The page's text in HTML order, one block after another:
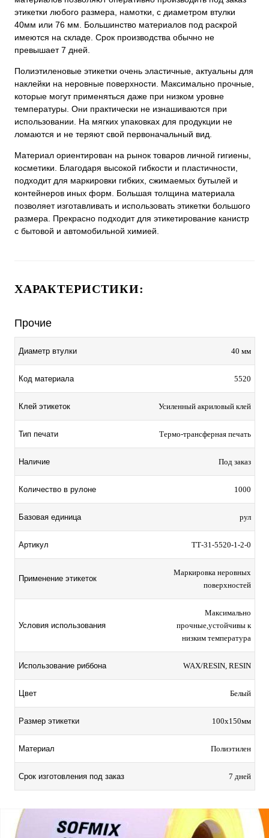
этикетки любого размера, намотки, с диаметром втулки
40мм или 76 мм. Большинство материалов под раскрой
имеются на складе. Срок производства обычно не
превышает 7 дней.
Полиэтиленовые этикетки очень эластичные, актуальны для
наклейки на неровные поверхности. Максимально прочные,
которые могут применяться даже при низком уровне
температуры. Они практически не изнашиваются при
использовании. На мягких упаковках для продукции не
ломаются и не теряют свой первоначальный вид.
Материал ориентирован на рынок товаров личной гигиены,
косметики. Благодаря высокой гибкости и пластичности,
подходит для маркировки гибких, сжимаемых бутылей и
контейнеров иных форм. Большая толщина материала
позволяет изготавливать и использовать этикетки большого
размера. Прекрасно подходит для этикетирование канистр
с бытовой и автомобильной химией.
ХАРАКТЕРИСТИКИ:
Прочие
Диаметр втулки 40 мм
Код материала 5520
Клей этикеток Усиленный акриловый клей
Тип печати Термо-трансферная печать
Наличие Под заказ
Количество в рулоне 1000
Базовая единица рул
Артикул ТТ-31-5520-1-2-0
Применение этикеток
Маркировка неровных
поверхностей
Условия использования
Максимально
прочные,устойчивы к
низким температура
Использование риббона WAX/RESIN, RESIN
Цвет Белый
Размер этикетки 100х150мм
Материал Полиэтилен
Срок изготовления под заказ 7 дней